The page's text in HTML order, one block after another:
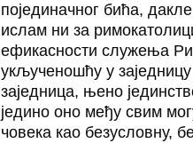
појединачног бића,
ислам ни за
ефикасности служења
укљученошћу у
заједница, њено
једино оно међу свим
човека као безусловну,